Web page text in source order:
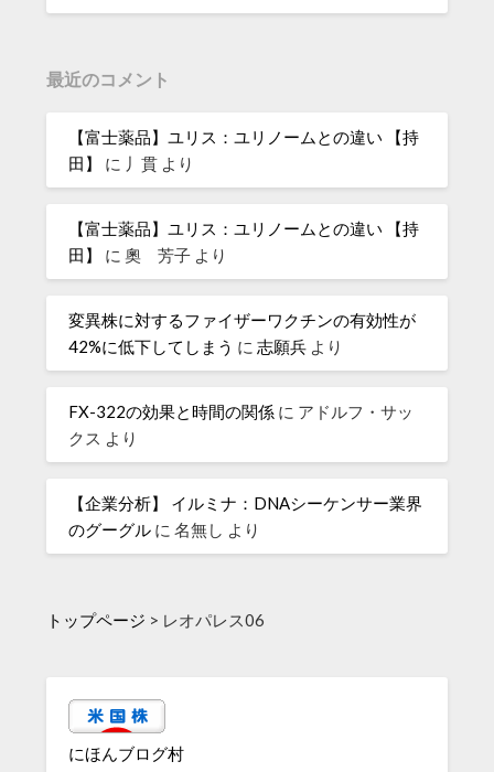
最近のコメント
【富士薬品】ユリス：ユリノームとの違い 【持
田】
に 丿貫 より
【富士薬品】ユリス：ユリノームとの違い 【持
田】
に奧 芳子 より
変異株に対するファイザーワクチンの有効性が
42%に低下してしまう に志願兵 より
FX-322の効果と時間の関係 に アドルフ・サッ
クス より
【企業分析】 イルミナ：DNAシーケンサー業界
のグーグル に名無し より
トップページ > レオパレス06
にほんブログ村